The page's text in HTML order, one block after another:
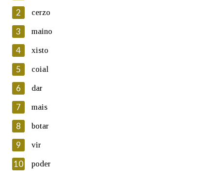
En cumprimento da normativa vixente en materia de
Protección de Datos de Carácter Persoal, a Real Academia
Galega informa a aqueles usuarios que faciliten o seu correo
electrónico, así como calquera outra información de carácter
persoal, que estes datos serán obxecto de tratamento
automatizado de carácter confidencial e incorporados aos seus
ficheiros informáticos. Así mesmo, os usuarios poderán exercer o
seu dereito de acceso, rectificación, oposición e cancelación dos
seus datos poñéndose en contacto connosco.
Lin e acepto as condicións da política de
Introduce o código que aparece na imaxe:
2 cerzo
3 maino
4 xisto
5 coial
6 dar
7 mais
8 botar
9 vir
10 poder